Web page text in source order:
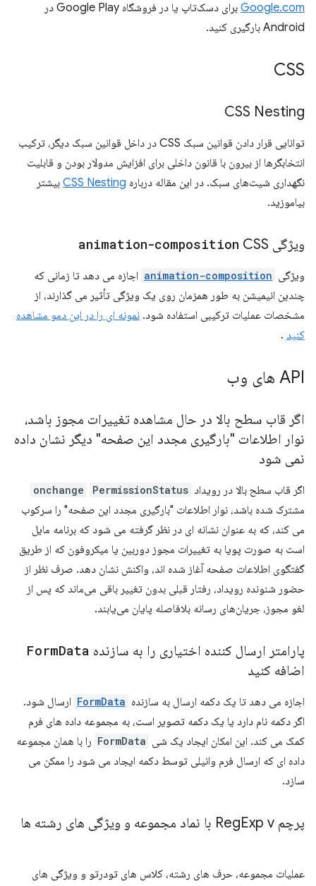
Google.com
برای دسک‌تاپ یا در فروشگاه Google Play در
Android بارگیری کنید.
CSS
CSS Nesting
توانایی قرار دادن قوانین سبک CSS در داخل قوانین سبک دیگر، ترکیب
انتخابگرها از بیرون با قانون داخلی برای افزایش مدولار بودن و قابلیت
نگهداری شیت‌های سبک. در این مقاله درباره CSS Nesting بیشتر
بیاموزید.
ویژگی animation-composition CSS
ویژگی animation-composition اجازه می دهد تا زمانی که
چندین انیمیشن به طور همزمان روی یک ویژگی تأثیر می گذارند، از
مشخصات عملیات ترکیبی استفاده شود. نمونه ای را در این دمو مشاهده
کنید .
API های وب
اگر قاب سطح بالا در حال مشاهده تغییرات مجوز باشد،
نوار اطلاعات "بارگیری مجدد این صفحه" دیگر نشان داده
نمی شود
اگر قاب سطح بالا در رویداد onchange PermissionStatus
مشترک شده باشد، نوار اطلاعات "بارگیری مجدد این صفحه" را سرکوب
می کند، که به عنوان نشانه ای در نظر گرفته می شود که برنامه مایل
است به صورت پویا به تغییرات مجوز دوربین یا میکروفون که از طریق
گفتگوی اطلاعات صفحه آغاز شده اند، واکنش نشان دهد. صرف نظر از
حضور شنونده رویداد، رفتار قبلی بدون تغییر باقی می‌ماند که پس از
لغو مجوز، جریان‌های رسانه بلافاصله پایان می‌یابند.
پارامتر ارسال کننده اختیاری را به سازنده FormData
اضافه کنید
اجازه می دهد تا یک دکمه ارسال به سازنده FormData ارسال شود.
اگر دکمه نام دارد یا یک دکمه تصویر است، به مجموعه داده های فرم
کمک می کند. این امکان ایجاد یک شی FormData را با همان مجموعه
داده ای که ارسال فرم وانیلی توسط دکمه ایجاد می شود را ممکن می
سازد.
پرچم Reg Exp v با نماد مجموعه و ویژگی های رشته ها
عملیات مجموعه، حرف های رشته، کلاس های تودرتو و ویژگی های